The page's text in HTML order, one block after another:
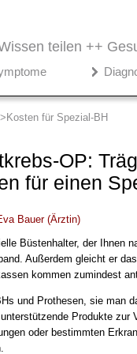
teilen ++
Kosten für Spezial-BH
OP:
für einen
Bauer(Ärztin)
Büstenhalter, der Ihnen
Außerdem gleicht er
kommen zumindest
und Prothesen, sie man
Produkte zur
oder bestimmten